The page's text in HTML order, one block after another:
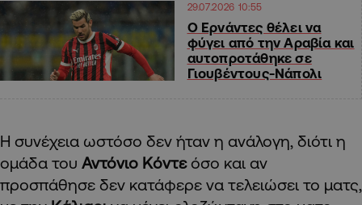
29.07.2026 10:55
Ο Ερνάντες θέλει να
φύγει από την Αραβία και
αυτοπροτάθηκε σε
Γιουβέντους-Νάπολι
Η συνέχεια ωστόσο δεν ήταν η ανάλογη, διότι η
ομάδα του Αντόνιο Κόντεόσο και αν
προσπάθησε δεν κατάφερε να τελειώσει το ματς,